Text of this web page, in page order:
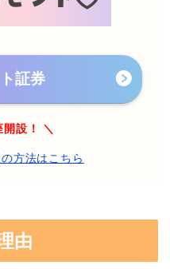
証券
開設！ ＼
方法はこちら
由